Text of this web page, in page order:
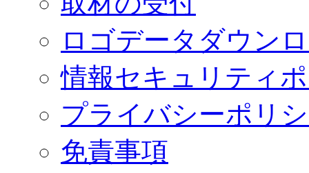
ロゴデータダウン
情報セキュリティ
プライバシーポリ
免責事項